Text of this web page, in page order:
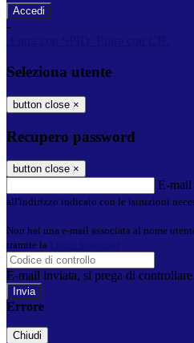
-
Seleziona utente
button close ×
Recupero password
button close ×
E-mail
all'indirizzo indicato con le istruzioni
Non hai una e-mail associata al nome
tramite la
E-mail inviata, si prega di
Errore
Chiudi